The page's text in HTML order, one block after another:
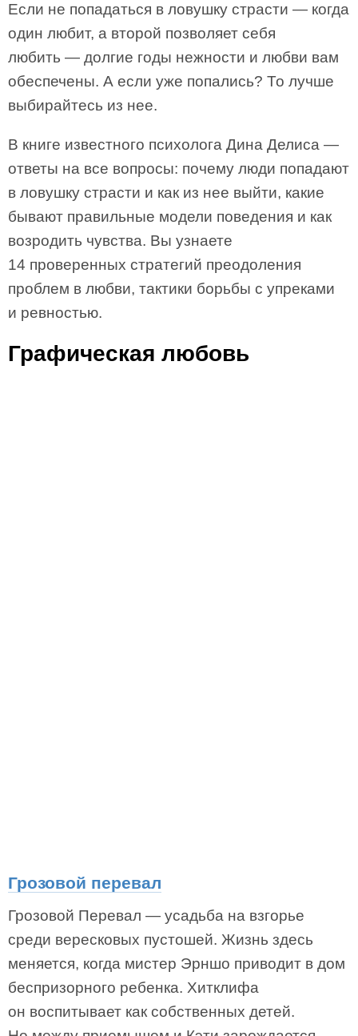
Если не попадаться в ловушку страсти — когда
один любит, а второй позволяет себя
любить — долгие годы нежности и любви вам
обеспечены. А если уже попались? То лучше
выбирайтесь из нее.
В книге известного психолога Дина Делиса —
ответы на все вопросы: почему люди попадают
в ловушку страсти и как из нее выйти, какие
бывают правильные модели поведения и как
возродить чувства. Вы узнаете
14 проверенных стратегий преодоления
проблем в любви, тактики борьбы с упреками
и ревностью.
Графическая любовь
Грозовой перевал
Грозовой Перевал — усадьба на взгорье
среди вересковых пустошей. Жизнь здесь
меняется, когда мистер Эрншо приводит в дом
беспризорного ребенка. Хитклифа
он воспитывает как собственных детей.